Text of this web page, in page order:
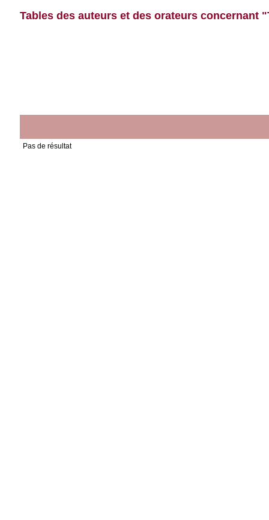
Tables des auteurs et des orateurs concernant
Pas de résultat